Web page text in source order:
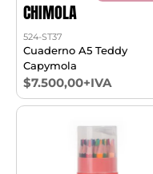
CHIMOLA
524-ST37
Cuaderno A5 Teddy
Capymola
$7.500,00+IVA